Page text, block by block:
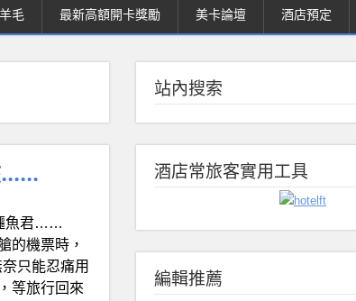
毛 最新高額開卡獎勵 美卡論壇 酒店預定
……
魚君……
的機票時，
只能忍痛用
等旅行回來
站內搜索
酒店常旅客實用工具
編輯推薦